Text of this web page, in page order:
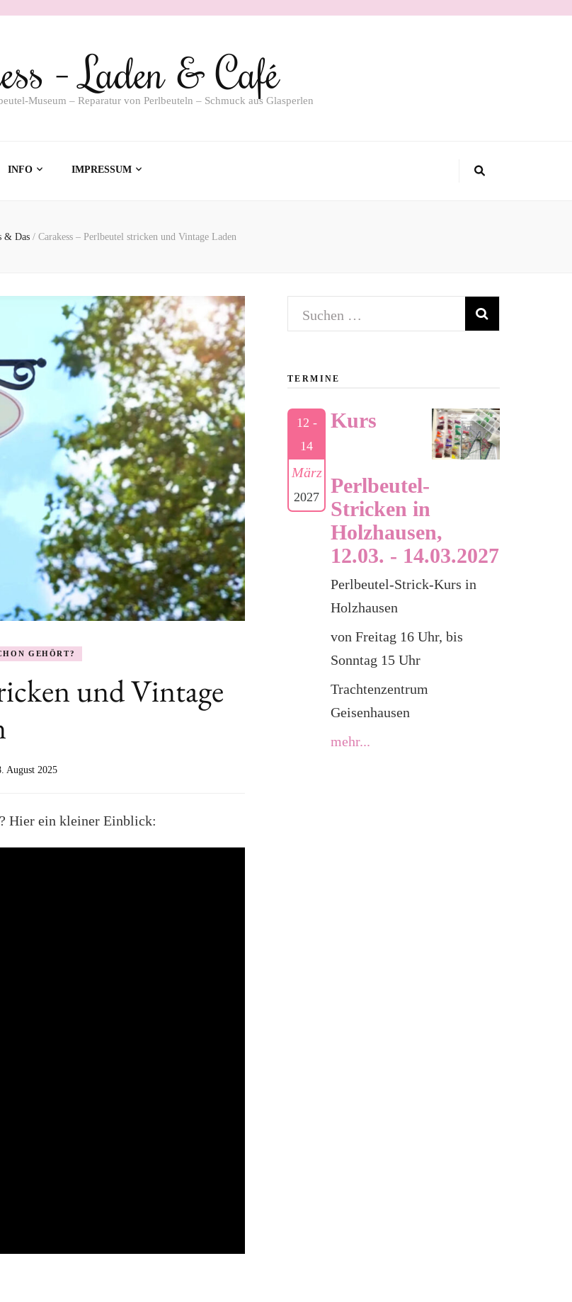
– Laden & Café
Museum – Reparatur von Perlbeuteln – Schmuck aus Glasperlen
INFO IMPRESSUM
& Das / Carakess – Perlbeutel stricken und Vintage Laden
GEHÖRT?
und Vintage
August 2025
Hier ein kleiner Einblick:
Suchen
TERMINE
12 -
14
März
2027
Kurs
Perlbeutel-
Stricken in
Holzhausen,
12.03. - 14.03.2027
Perlbeutel-Strick-Kurs in
Holzhausen
von Freitag 16 Uhr, bis
Sonntag 15 Uhr
Trachtenzentrum
Geisenhausen
mehr...